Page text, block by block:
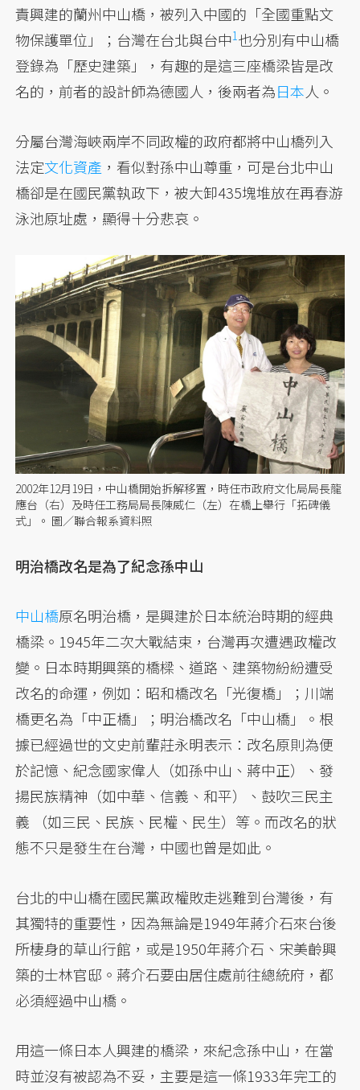
責興建的蘭州中山橋，被列入中國的「全國重點文
物保護單位」；台灣在台北與台中1也分別有中山橋
登錄為「歷史建築」，有趣的是這三座橋梁皆是改
名的，前者的設計師為德國人，後兩者為日本人。
分屬台灣海峽兩岸不同政權的政府都將中山橋列入
法定文化資產 ，看似對孫中山尊重，可是台北中山
橋卻是在國民黨執政下，被大卸435塊堆放在再春游
泳池原址處，顯得十分悲哀。
2002年12月19日，中山橋開始拆解移置，時任市政府文化局局長龍
應台（右）及時任工務局局長陳威仁（左）在橋上舉行「拓碑儀
式」。 圖／聯合報系資料照
明治橋改名是為了紀念孫中山
中山橋原名明治橋，是興建於日本統治時期的經典
橋梁。1945年二次大戰結束，台灣再次遭遇政權改
變。日本時期興築的橋樑、道路、建築物紛紛遭受
改名的命運，例如：昭和橋改名「光復橋」；川端
橋更名為「中正橋」；明治橋改名「中山橋」。根
據已經過世的文史前輩莊永明表示：改名原則為便
於記憶、紀念國家偉人（如孫中山、蔣中正）、發
揚民族精神（如中華、信義、和平）、鼓吹三民主
義 （如三民、民族、民權、民生）等。而改名的狀
態不只是發生在台灣，中國也曾是如此。
台北的中山橋在國民黨政權敗走逃難到台灣後，有
其獨特的重要性，因為無論是1949年蔣介石來台後
所棲身的草山行館，或是1950年蔣介石、宋美齡興
築的士林官邸。蔣介石要由居住處前往總統府，都
必須經過中山橋。
用這一條日本人興建的橋梁，來紀念孫中山，在當
時並沒有被認為不妥，主要是這一條1933年完工的